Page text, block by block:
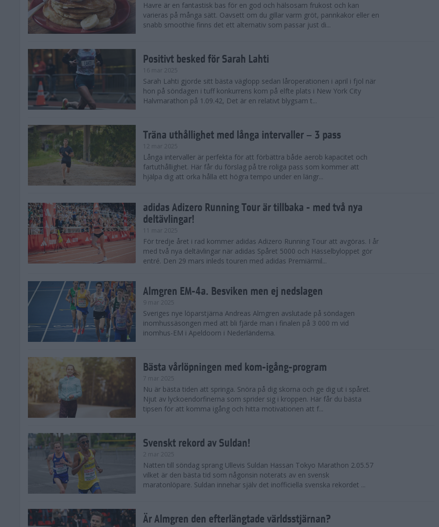
Havre är en fantastisk bas för en god och hälsosam frukost och kan
varieras på många sätt. Oavsett om du gillar varm gröt, pannkakor eller en
snabb smoothie finns det ett alternativ som passar just di...
Positivt besked för Sarah Lahti
16 mar 2025
Sarah Lahti gjorde sitt bästa väglopp sedan låroperationen i april i fjol när
hon på söndagen i tuff konkurrens kom på elfte plats i New York City
Halvmarathon på 1.09.42, Det är en relativt blygsam t...
Träna uthållighet med långa intervaller – 3 pass
12 mar 2025
Långa intervaller är perfekta för att förbättra både aerob kapacitet och
fartuthållighet. Här får du förslag på tre roliga pass som kommer att
hjälpa dig att orka hålla ett högra tempo under en längr...
adidas Adizero Running Tour är tillbaka - med två nya
deltävlingar!
11 mar 2025
För tredje året i rad kommer adidas Adizero Running Tour att avgöras. I år
med två nya deltävlingar när adidas Spåret 5000 och Hässelbyloppet gör
entré. Den 29 mars inleds touren med adidas Premiärmil...
Almgren EM-4a. Besviken men ej nedslagen
9 mar 2025
Sveriges nye löparstjärna Andreas Almgren avslutade på söndagen
inomhussäsongen med att bli fjärde man i finalen på 3 000 m vid
inomhus-EM i Apeldoorn i Nederländerna.
Bästa vårlöpningen med kom-igång-program
7 mar 2025
Nu är bästa tiden att springa. Snöra på dig skorna och ge dig ut i spåret.
Njut av lyckoendorfinerna som sprider sig i kroppen. Här får du bästa
tipsen för att komma igång och hitta motivationen att f...
Svenskt rekord av Suldan!
2 mar 2025
Natten till söndag sprang Ullevis Suldan Hassan Tokyo Marathon 2.05.57
vilket är den bästa tid som någonsin noterats av en svensk
maratonlöpare. Suldan innehar själv det inofficiella svenska rekordet ...
Är Almgren den efterlängtade världsstjärnan?